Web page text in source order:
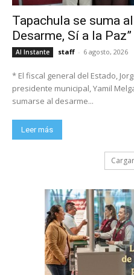
Tapachula se suma
Desarme, Sí a la Paz”
Al Instante staff - 6 agosto, 2026
* El fiscal general del Estado,
presidente municipal, Yamil
sumarse al desarme...
Leer más